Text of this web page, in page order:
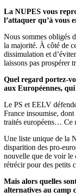
La NUPES vous
l’attaquer qu’à vous
Nous sommes obligés
la majorité. À côté de
dissimulation et
laissons pas prospérer
Quel regard portez-
aux Européennes,
Le PS et EELV
France insoumise, dont
traités européens… Ce
Une liste unique de la
disparition des pro-
nouvelle que de voir le
rétrécir pour des petits
Mais alors quelles
alternatives au camp